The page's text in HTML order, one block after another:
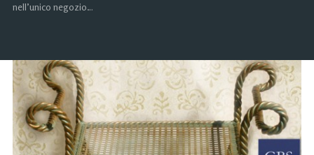
nell’unico negozio…